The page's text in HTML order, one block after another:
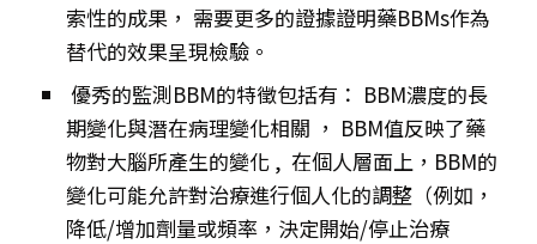
索性的成果， 需要更多的證據證明藥BBMs作為
替代的效果呈現檢驗。
優秀的監測BBM的特徵包括有： BBM濃度的長
期變化與潛在病理變化相關 ， BBM值反映了藥
物對大腦所產生的變化 , 在個人層面上，BBM的
變化可能允許對治療進行個人化的調整（例如，
降低/增加劑量或頻率，決定開始/停止治療